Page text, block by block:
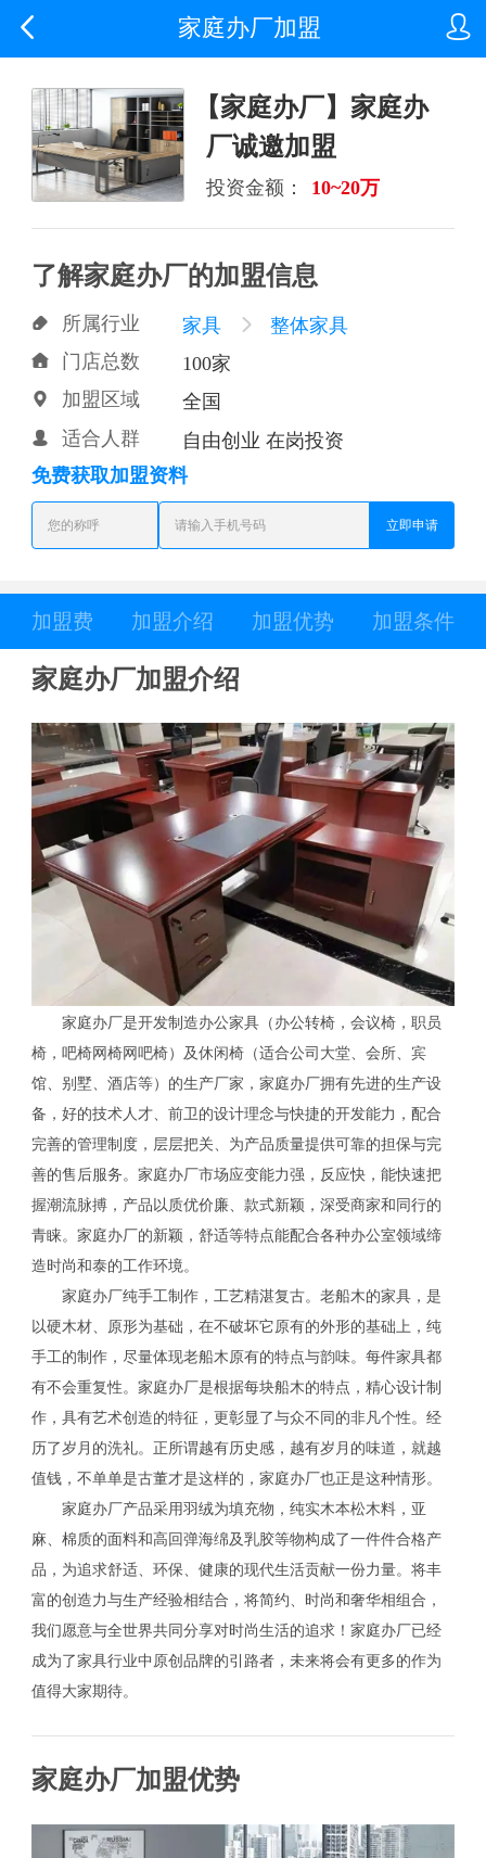

 家庭办厂加盟
【家庭办厂】家庭办
厂诚邀加盟
投资金额： 10~20万
了解家庭办厂的加盟信息
 所属行业 家具  整体家具
 门店总数 100家
 加盟区域 全国
 适合人群
自由创业 在岗投资
免费获取加盟资料
立即申请
加盟费 加盟介绍 加盟优势 加盟条件
家庭办厂加盟介绍
家庭办厂是开发制造办公家具（办公转椅，会议椅，职员
椅，吧椅网椅网吧椅）及休闲椅（适合公司大堂、会所、宾
馆、别墅、酒店等）的生产厂家，家庭办厂拥有先进的生产设
备，好的技术人才、前卫的设计理念与快捷的开发能力，配合
完善的管理制度，层层把关、为产品质量提供可靠的担保与完
善的售后服务。家庭办厂市场应变能力强，反应快，能快速把
握潮流脉搏，产品以质优价廉、款式新颖，深受商家和同行的
青睐。家庭办厂的新颖，舒适等特点能配合各种办公室领域缔
造时尚和泰的工作环境。
家庭办厂纯手工制作，工艺精湛复古。老船木的家具，是
以硬木材、原形为基础，在不破坏它原有的外形的基础上，纯
手工的制作，尽量体现老船木原有的特点与韵味。每件家具都
有不会重复性。家庭办厂是根据每块船木的特点，精心设计制
作，具有艺术创造的特征，更彰显了与众不同的非凡个性。经
历了岁月的洗礼。正所谓越有历史感，越有岁月的味道，就越
值钱，不单单是古董才是这样的，家庭办厂也正是这种情形。
家庭办厂产品采用羽绒为填充物，纯实木本松木料，亚
麻、棉质的面料和高回弹海绵及乳胶等物构成了一件件合格产
品，为追求舒适、环保、健康的现代生活贡献一份力量。将丰
富的创造力与生产经验相结合，将简约、时尚和奢华相组合，
我们愿意与全世界共同分享对时尚生活的追求！家庭办厂已经
成为了家具行业中原创品牌的引路者，未来将会有更多的作为
值得大家期待。
家庭办厂加盟优势